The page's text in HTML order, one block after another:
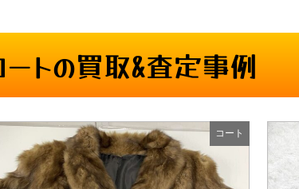
ートの買取&査定事例
コート